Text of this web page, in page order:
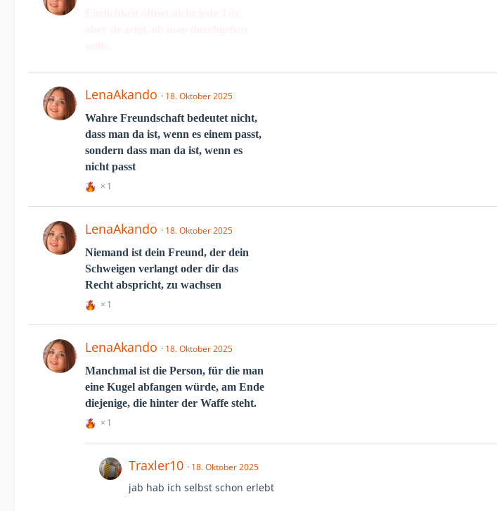
LenaAkando
18. Oktober 2025
Wahre Freundschaft bedeutet nicht,
dass man da ist, wenn es einem passt,
sondern dass man da ist, wenn es
nicht passt
1
LenaAkando
18. Oktober 2025
Niemand ist dein Freund, der dein
Schweigen verlangt oder dir das
Recht abspricht, zu wachsen
1
LenaAkando
18. Oktober 2025
Manchmal ist die Person, für die man
eine Kugel abfangen würde, am Ende
diejenige, die hinter der Waffe steht.
1
Traxler10 18. Oktober 2025
jab hab ich selbst schon erlebt